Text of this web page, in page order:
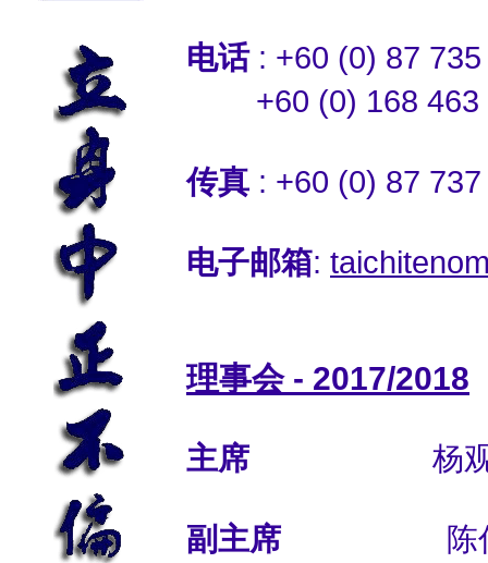
电话: +60 (0) 87
+60 (0) 168
传真 : +60 (0) 87
电子邮箱:
理事会 - 2017/2018
主席 杨观
副主席 陈仕